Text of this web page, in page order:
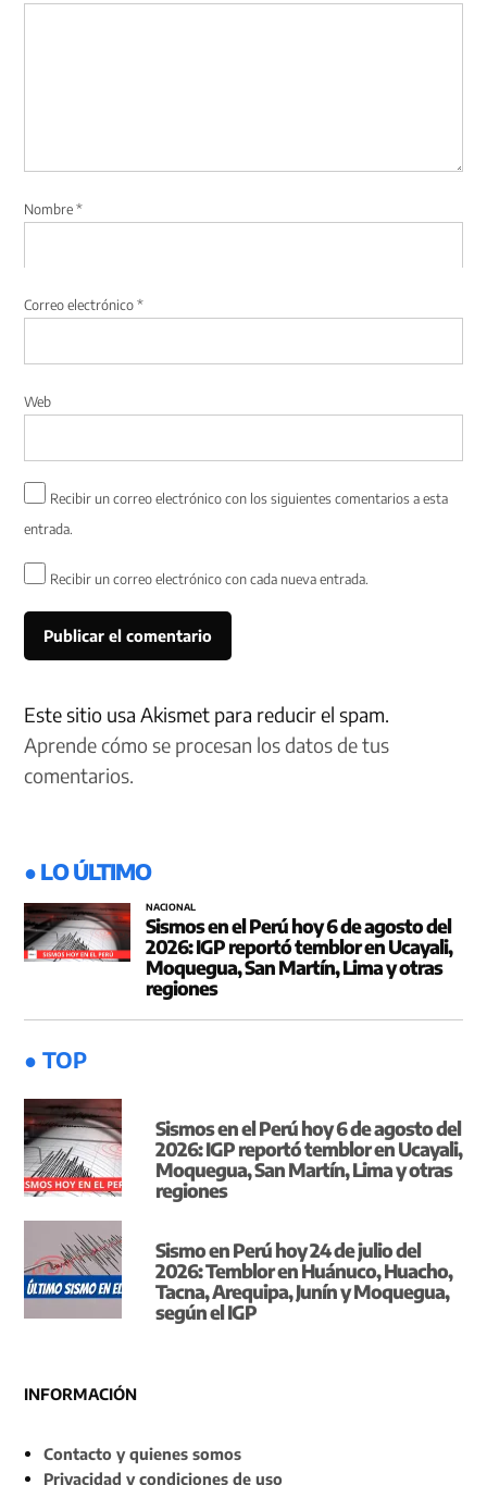
Nombre*
Correo electrónico*
Web
Recibir un correo electrónico con los siguientes comentarios a esta
entrada.
Recibir un correo electrónico con cada nueva entrada.
Este sitio usa Akismet para reducir el spam.
Aprende cómo se procesan los datos de tus
comentarios.
● LO ÚLTIMO
NACIONAL
Sismos en el Perú hoy 6 de agosto del
2026: IGP reportó temblor en Ucayali,
Moquegua, San Martín, Lima y otras
regiones
● TOP
Sismos en el Perú hoy 6 de agosto del
2026: IGP reportó temblor en Ucayali,
Moquegua, San Martín, Lima y otras
regiones
Sismo en Perú hoy 24 de julio del
2026: Temblor en Huánuco, Huacho,
Tacna, Arequipa, Junín y Moquegua,
según el IGP
INFORMACIÓN
Contacto y quienes somos
Privacidad y condiciones de uso